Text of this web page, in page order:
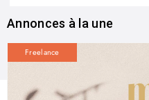
Annonces à la une
Freelance